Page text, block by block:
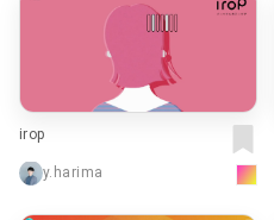
irop
y.harima